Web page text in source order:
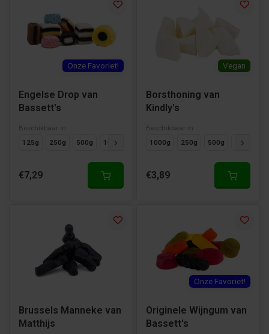
Onze Favoriet!
Engelse Drop van
Bassett's
Beschikbaar in
125g
250g 500g 1000g
€7,29
Vegan
Borsthoning van
Kindly's
Beschikbaar in
1000g
250g 500g 125g
€3,89
Brussels Manneke van
Matthijs
Onze Favoriet!
Originele Wijngum van
Bassett's